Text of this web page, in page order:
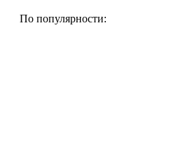
По популярности: